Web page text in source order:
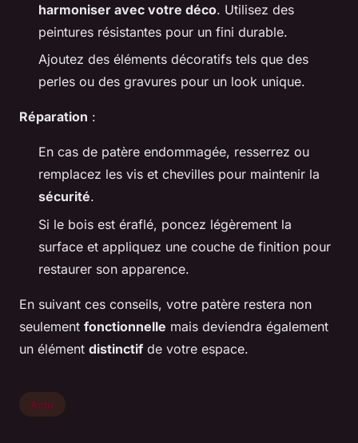
harmoniser avec votre déco. Utilisez des
peintures résistantes pour un fini durable.
Ajoutez des éléments décoratifs tels que des
perles ou des gravures pour un look unique.
Réparation :
En cas de patère endommagée, resserrez ou
remplacez les vis et chevilles pour maintenir la
sécurité.
Si le bois est éraflé, poncez légèrement la
surface et appliquez une couche de finition pour
restaurer son apparence.
En suivant ces conseils, votre patère restera non
seulement fonctionnelle mais deviendra également
un élément distinctif de votre espace.
Actu